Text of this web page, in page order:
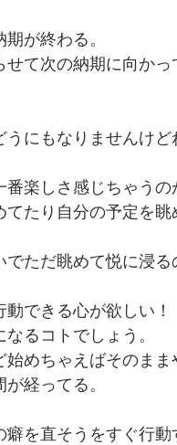
が終わる。
せて次の納期に向か
うにもなりませんけ
番楽しさ感じちゃう
てたり自分の予定を
でただ眺めて悦に浸る
できる心が欲しい！
るコトでしょう。
始めちゃえばそのま
経ってる。
癖を直そうをすぐ行